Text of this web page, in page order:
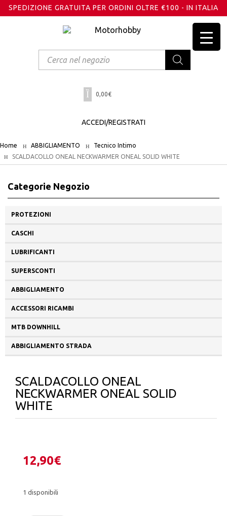
SPEDIZIONE GRATUITA PER ORDINI OLTRE €100 - IN ITALIA
search
0,00€
ACCEDI/REGISTRATI
Home ABBIGLIAMENTO
Tecnico Intimo
SCALDACOLLO ONEAL NECKWARMER ONEAL SOLID WHITE
Categorie Negozio
PROTEZIONI
CASCHI
LUBRIFICANTI
SUPERSCONTI
ABBIGLIAMENTO
ACCESSORI RICAMBI
MTB DOWNHILL
ABBIGLIAMENTO STRADA
SCALDACOLLO ONEAL
NECKWARMER ONEAL SOLID
WHITE
12,90€
1 disponibili